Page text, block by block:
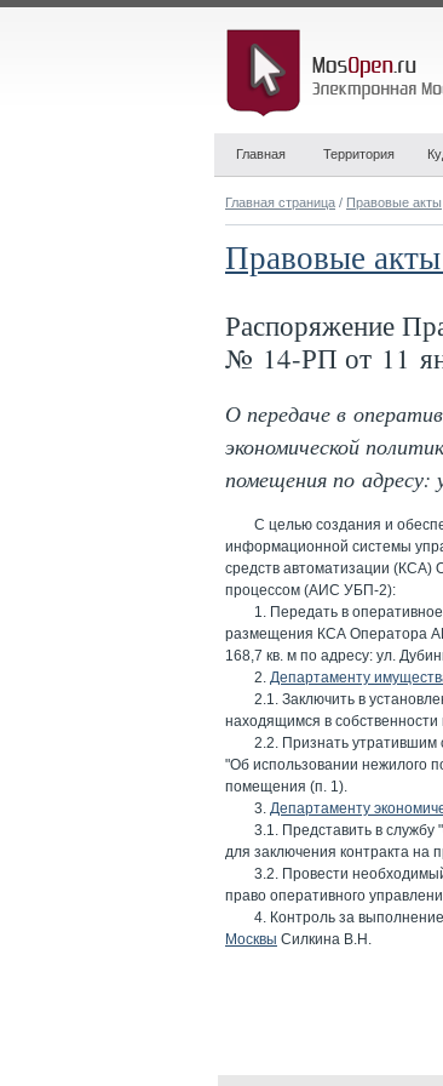
Главная Территория
Главная страница / Правовые акты
Правовые
Распоряжение
№ 14-РП от 11
О передаче в
экономической
помещения по адресу:
С целью создания и
информационной системы
средств автоматизации
процессом (АИС УБП-2):
1. Передать в
размещения КСА Оператора
168,7 кв. м по адресу: ул.
2. Департаменту
2.1. Заключить в
находящимся в
2.2. Признать утратившим
"Об использовании нежилого
помещения (п. 1).
3. Департаменту
3.1. Представить в службу
для заключения контракта на
3.2. Провести
право оперативного
4. Контроль за
Москвы Силкина В.Н.